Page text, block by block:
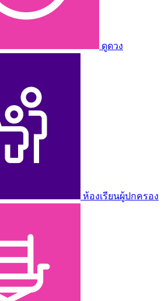
ดูดวง
ห้องเรียนผู้ปกครอง